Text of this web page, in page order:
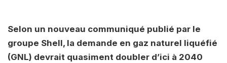
Selon un nouveau communiqué publié par le
groupe Shell, la demande en gaz naturel liquéfié
(GNL) devrait quasiment doubler d’ici à 2040